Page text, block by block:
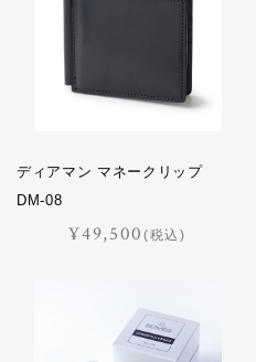
ディアマン マネークリップ
DM-08
¥49,500(税込)